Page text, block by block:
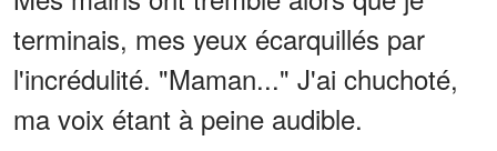
terminais, mes yeux écarquillés par
l'incrédulité. "Maman..." J'ai chuchoté,
ma voix étant à peine audible.